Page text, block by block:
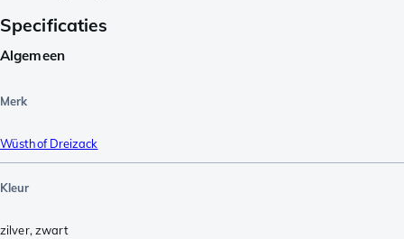
Specificaties
Algemeen
Merk
Wüsthof Dreizack
Kleur
zilver, zwart